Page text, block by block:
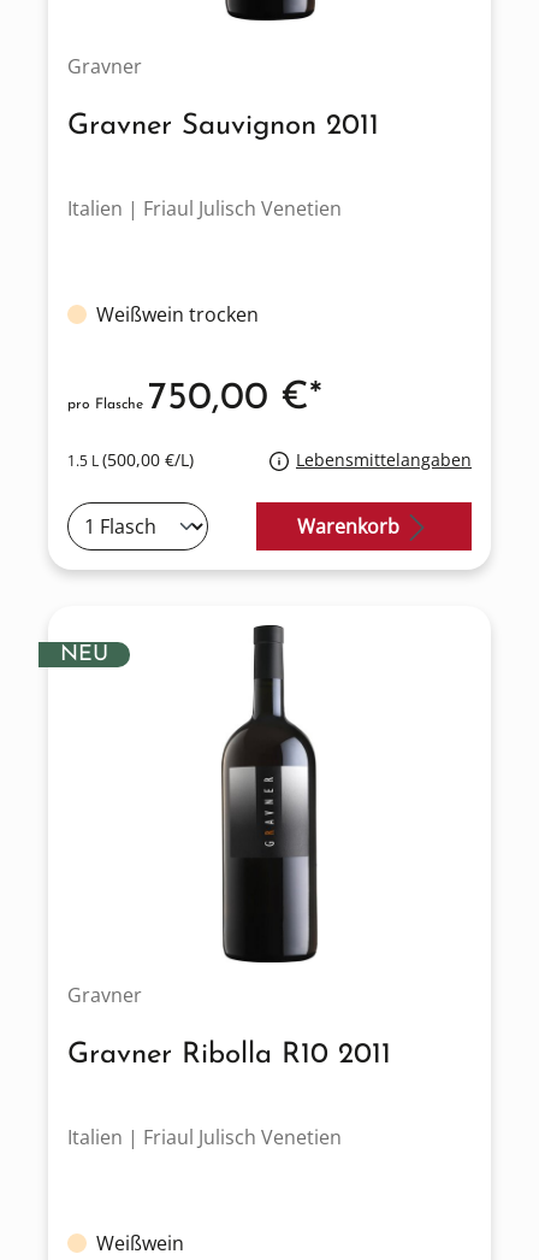
Gravner
Gravner Sauvignon 2011
Italien | Friaul Julisch Venetien
Weißwein trocken
1.5 L(500,00 €/L) Lebensmittelangaben
pro Flasche 750,00 €*
Warenkorb
NEU
Gravner
Gravner Ribolla R10 2011
Italien | Friaul Julisch Venetien
Weißwein